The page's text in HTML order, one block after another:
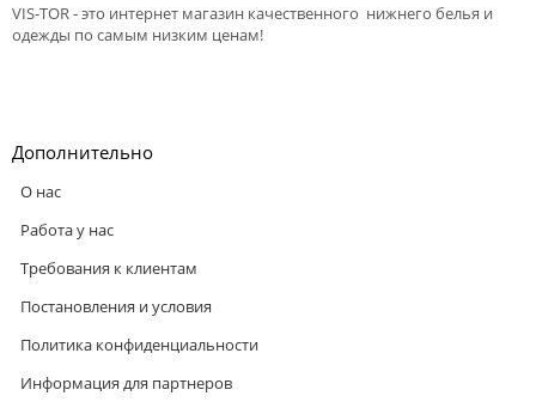
VIS-TOR - это интернет магазин качественного нижнего белья и
одежды по самым низким ценам!
Дополнительно
О нас
Работа у нас
Требования к клиентам
Постановления и условия
Политика конфиденциальности
Информация для партнеров